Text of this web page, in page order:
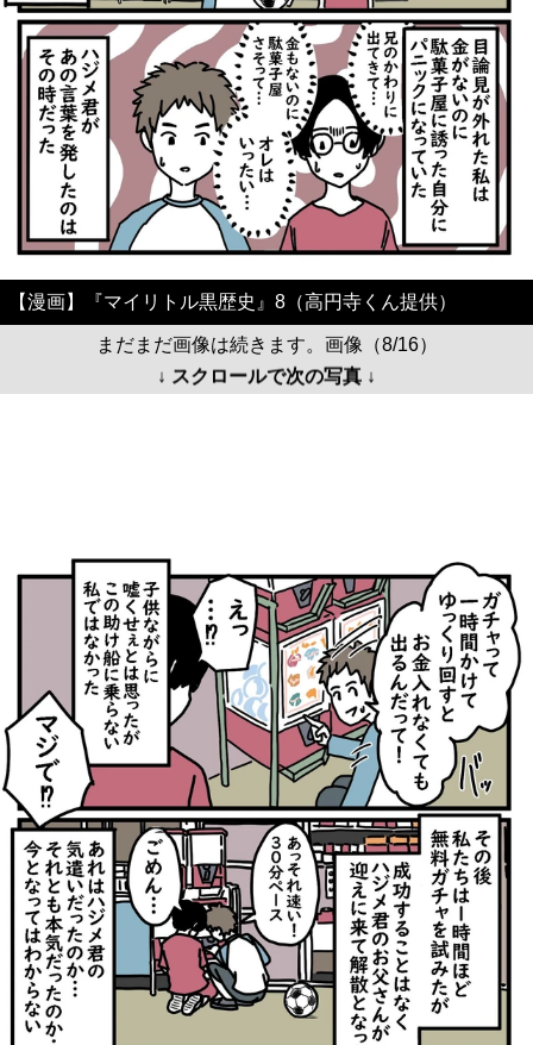
【漫画】『マイリトル黒歴史』8（高円寺くん提供）
まだまだ画像は続きます。画像（8/16）
↓ スクロールで次の写真 ↓